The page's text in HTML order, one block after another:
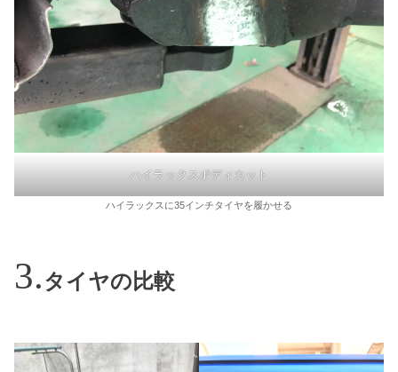
ハイラックスボディカット
ハイラックスに35インチタイヤを履かせる
タイヤの比較